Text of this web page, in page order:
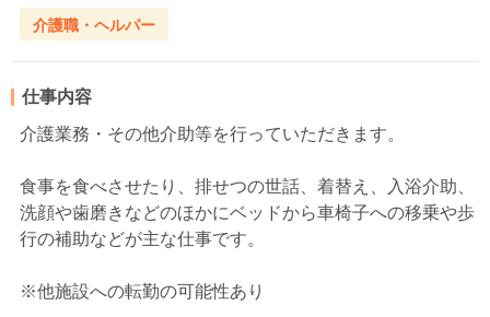
介護職・ヘルパー
仕事内容
介護業務・その他介助等を行っていただきます。
食事を食べさせたり、排せつの世話、着替え、入浴介助、
洗顔や歯磨きなどのほかにベッドから車椅子への移乗や歩
行の補助などが主な仕事です。
※他施設への転勤の可能性あり